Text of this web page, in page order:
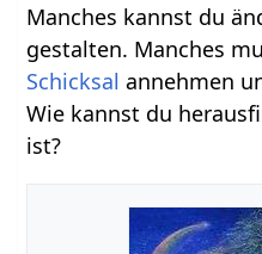
Manches kannst du
gestalten. Manches
Schicksal annehmen
Wie kannst du
ist?